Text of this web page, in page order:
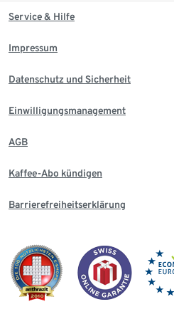
Service & Hilfe
Impressum
Datenschutz und Sicherheit
Einwilligungsmanagement
AGB
Kaffee-Abo kündigen
Barrierefreiheitserklärung